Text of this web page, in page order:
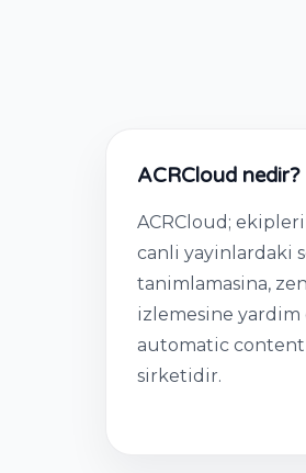
ACRCloud nedir?
ACRCloud;
canli yayinlardaki
tanimlamasina,
izlemesine yardim
automatic
sirketidir.